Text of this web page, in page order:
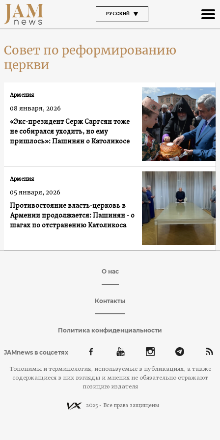
РУССКИЙ
Совет по реформированию
церкви
«Экс-президент Серж Саргсян тоже
не собирался уходить, но ему
пришлось»: Пашинян о Католикосе
Армения
08 января, 2026
Противостояние власть-церковь в
Армении продолжается: Пашинян - о
шагах по отстранению Католикоса
Армения
05 января, 2026
О нас
Контакты
Политика конфиденциальности
JAMnews в соцсетях
Топонимы и терминология, используемые в публикациях, а также
содержащиеся в них взгляды и мнения не обязательно отражают
позицию издателя
2025 - Все права защищены